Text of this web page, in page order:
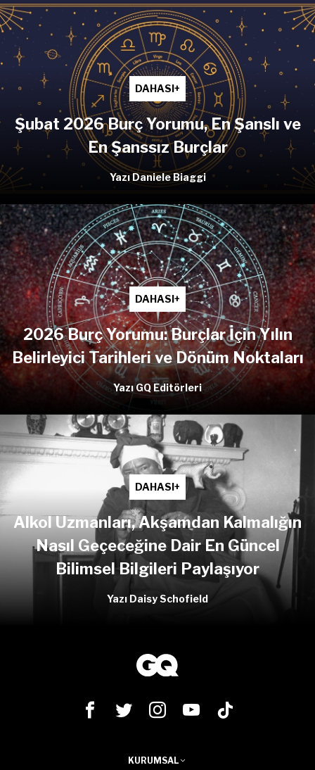
DAHASI+
Şubat 2026 Burç Yorumu, En Şanslı ve
En Şanssız Burçlar
Yazı Daniele Biaggi
DAHASI+
2026 Burç Yorumu: Burçlar İçin Yılın
Belirleyici Tarihleri ve Dönüm Noktaları
Yazı GQ Editörleri
DAHASI+
Alkol Uzmanları, Akşamdan Kalmalığın
Nasıl Geçeceğine Dair En Güncel
Bilimsel Bilgileri Paylaşıyor
Yazı Daisy Schofield
KURUMSAL